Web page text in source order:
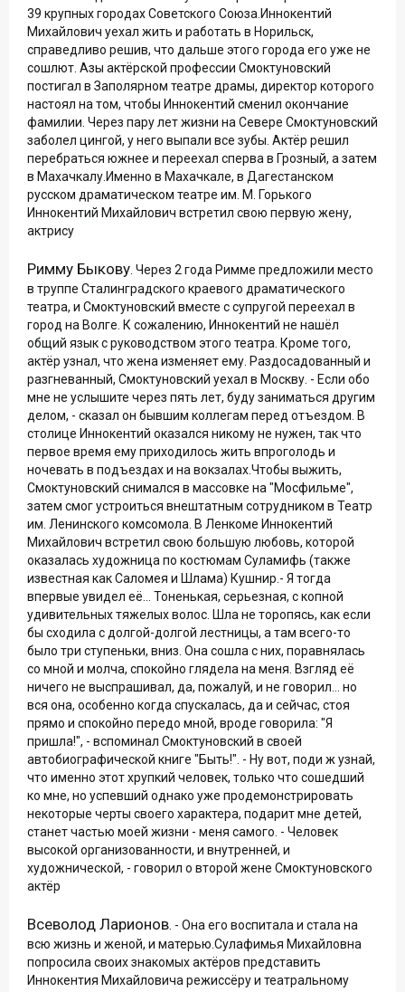
39 крупных городах Советского Союза.Иннокентий
Михайлович уехал жить и работать в Норильск,
справедливо решив, что дальше этого города его уже не
сошлют. Азы актёрской профессии Смоктуновский
постигал в Заполярном театре драмы, директор которого
настоял на том, чтобы Иннокентий сменил окончание
фамилии. Через пару лет жизни на Севере Смоктуновский
заболел цингой, у него выпали все зубы. Актёр решил
перебраться южнее и переехал сперва в Грозный, а затем
в Махачкалу.Именно в Махачкале, в Дагестанском
русском драматическом театре им. М. Горького
Иннокентий Михайлович встретил свою первую жену,
актрису
Римму Быкову. Через 2 года Римме предложили место
в труппе Сталинградского краевого драматического
театра, и Смоктуновский вместе с супругой переехал в
город на Волге. К сожалению, Иннокентий не нашёл
общий язык с руководством этого театра. Кроме того,
актёр узнал, что жена изменяет ему. Раздосадованный и
разгневанный, Смоктуновский уехал в Москву. - Если обо
мне не услышите через пять лет, буду заниматься другим
делом, - сказал он бывшим коллегам перед отъездом. В
столице Иннокентий оказался никому не нужен, так что
первое время ему приходилось жить впроголодь и
ночевать в подъездах и на вокзалах.Чтобы выжить,
Смоктуновский снимался в массовке на "Мосфильме",
затем смог устроиться внештатным сотрудником в Театр
им. Ленинского комсомола. В Ленкоме Иннокентий
Михайлович встретил свою большую любовь, которой
оказалась художница по костюмам Суламифь (также
известная как Саломея и Шлама) Кушнир.- Я тогда
впервые увидел её... Тоненькая, серьезная, с копной
удивительных тяжелых волос. Шла не торопясь, как если
бы сходила с долгой-долгой лестницы, а там всего-то
было три ступеньки, вниз. Она сошла с них, поравнялась
со мной и молча, спокойно глядела на меня. Взгляд её
ничего не выспрашивал, да, пожалуй, и не говорил... но
вся она, особенно когда спускалась, да и сейчас, стоя
прямо и спокойно передо мной, вроде говорила: "Я
пришла!", - вспоминал Смоктуновский в своей
автобиографической книге "Быть!". - Ну вот, поди ж узнай,
что именно этот хрупкий человек, только что сошедший
ко мне, но успевший однако уже продемонстрировать
некоторые черты своего характера, подарит мне детей,
станет частью моей жизни - меня самого. - Человек
высокой организованности, и внутренней, и
художнической, - говорил о второй жене Смоктуновского
актёр
Всеволод Ларионов. - Она его воспитала и стала на
всю жизнь и женой, и матерью.Сулафимья Михайловна
попросила своих знакомых актёров представить
Иннокентия Михайловича режиссёру и театральному